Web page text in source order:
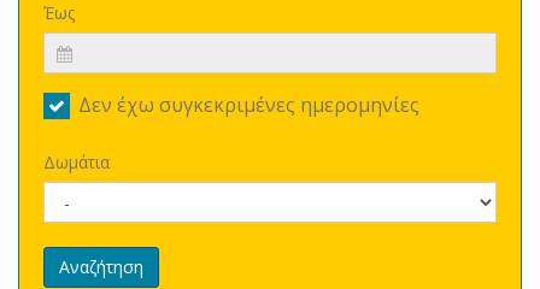
Έως
Δεν έχω συγκεκριμένες ημερομηνίες
Δωμάτια
Αναζήτηση